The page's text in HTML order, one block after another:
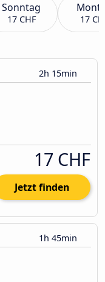
Sonntag
17 CHF 17
2h 15min
17 CHF
Jetzt finden
1h 45min